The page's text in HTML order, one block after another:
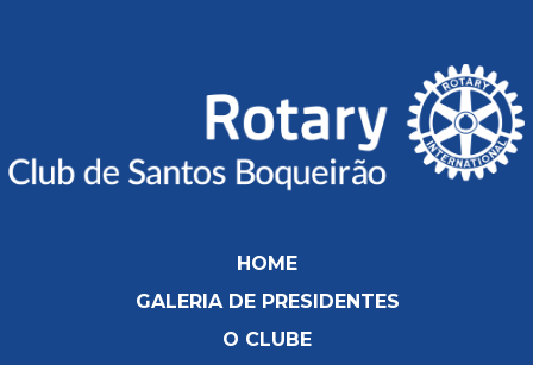
HOME
GALERIA DE PRESIDENTES
O CLUBE